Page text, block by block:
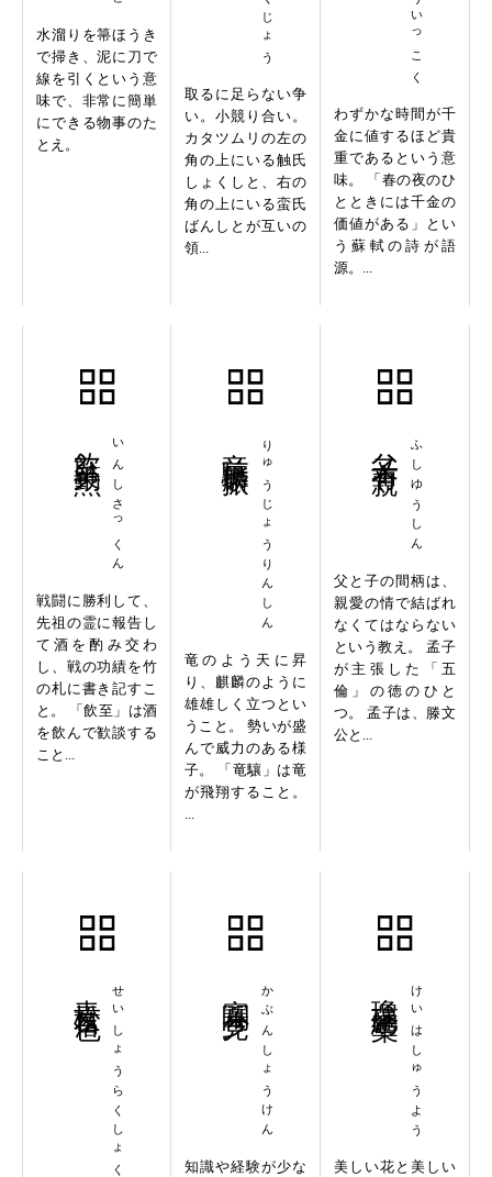
水溜りを箒ほうき
で掃き、泥に刀で
線を引くという意
味で、非常に簡単
にできる物事のた
とえ。
取るに足らない争
い。小競り合い。
カタツムリの左の
角の上にいる触氏
しょくしと、右の
角の上にいる蛮氏
ばんしとが互いの
領...
わずかな時間が千
金に値するほど貴
重であるという意
味。 「春の夜のひ
とときには千金の
価値がある」とい
う蘇軾の詩が語
源。...
いんしさっくん
戦闘に勝利して、
先祖の霊に報告し
て酒を酌み交わ
し、戦の功績を竹
の札に書き記すこ
と。 「飲至」は酒
を飲んで歓談する
こと...
りゅうじょうりんしん
竜のよう天に昇
り、麒麟のように
雄雄しく立つとい
うこと。 勢いが盛
んで威力のある様
子。 「竜驤」は竜
が飛翔すること。
...
ふしゆうしん
父と子の間柄は、
親愛の情で結ばれ
なくてはならない
という教え。 孟子
が主張した「五
倫」の徳のひと
つ。 孟子は、滕文
公と...
せいしょうらくしょく かぶんしょうけん
知識や経験が少な
けいはしゅうよう
美しい花と美しい